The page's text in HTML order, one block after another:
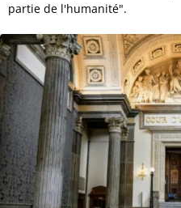
partie de l'humanité".